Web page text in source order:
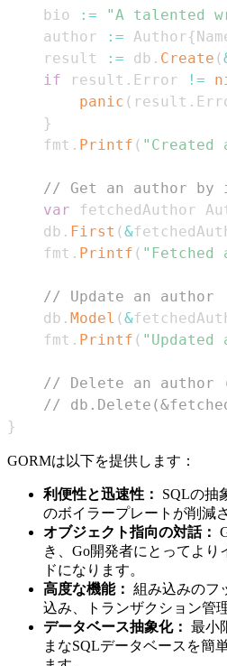
	bio
:=
"A talented
	author
:= Author{
	result
:= db . Create (
if result . Error !=
panic ( result .
}
	fmt
. Printf ( "Created
// Get an author by
var
	db
. First (&
	fmt
. Printf ( "Fetched
// Update an author
	db
. Model (&
	fmt
. Printf ( "Updated
// Delete an author
//
}
GORMは以下を提供します：
利便性と迅速性：
SQLの抽
のボイラープレートが削減
オブジェクト指向の対話：
き、Go開発者にとってよ
ドになります。
高度な機能： 組み込みのフ
込み、トランザクション管理
データベース抽象化： 最小
まなSQLデータベースを簡